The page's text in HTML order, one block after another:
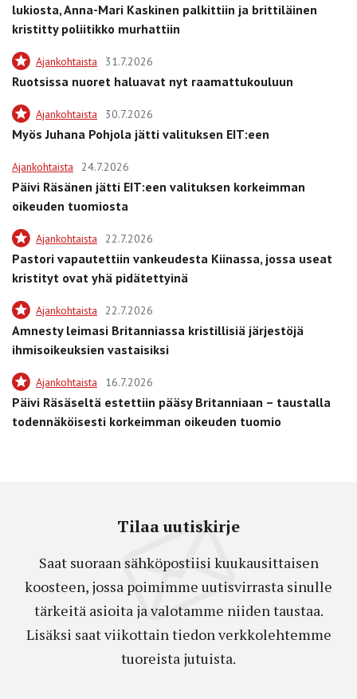
lukiosta, Anna-Mari Kaskinen palkittiin ja brittiläinen
kristitty poliitikko murhattiin
Ajankohtaista 31.7.2026
Ruotsissa nuoret haluavat nyt raamattukouluun
Ajankohtaista 30.7.2026
Myös Juhana Pohjola jätti valituksen EIT:een
Ajankohtaista 24.7.2026
Päivi Räsänen jätti EIT:een valituksen korkeimman
oikeuden tuomiosta
Ajankohtaista 22.7.2026
Pastori vapautettiin vankeudesta Kiinassa, jossa useat
kristityt ovat yhä pidätettyinä
Ajankohtaista 22.7.2026
Amnesty leimasi Britanniassa kristillisiä järjestöjä
ihmisoikeuksien vastaisiksi
Ajankohtaista 16.7.2026
Päivi Räsäseltä estettiin pääsy Britanniaan – taustalla
todennäköisesti korkeimman oikeuden tuomio
Tilaa uutiskirje
Saat suoraan sähköpostiisi kuukausittaisen
koosteen, jossa poimimme uutisvirrasta sinulle
tärkeitä asioita ja valotamme niiden taustaa.
Lisäksi saat viikottain tiedon verkkolehtemme
tuoreista jutuista.